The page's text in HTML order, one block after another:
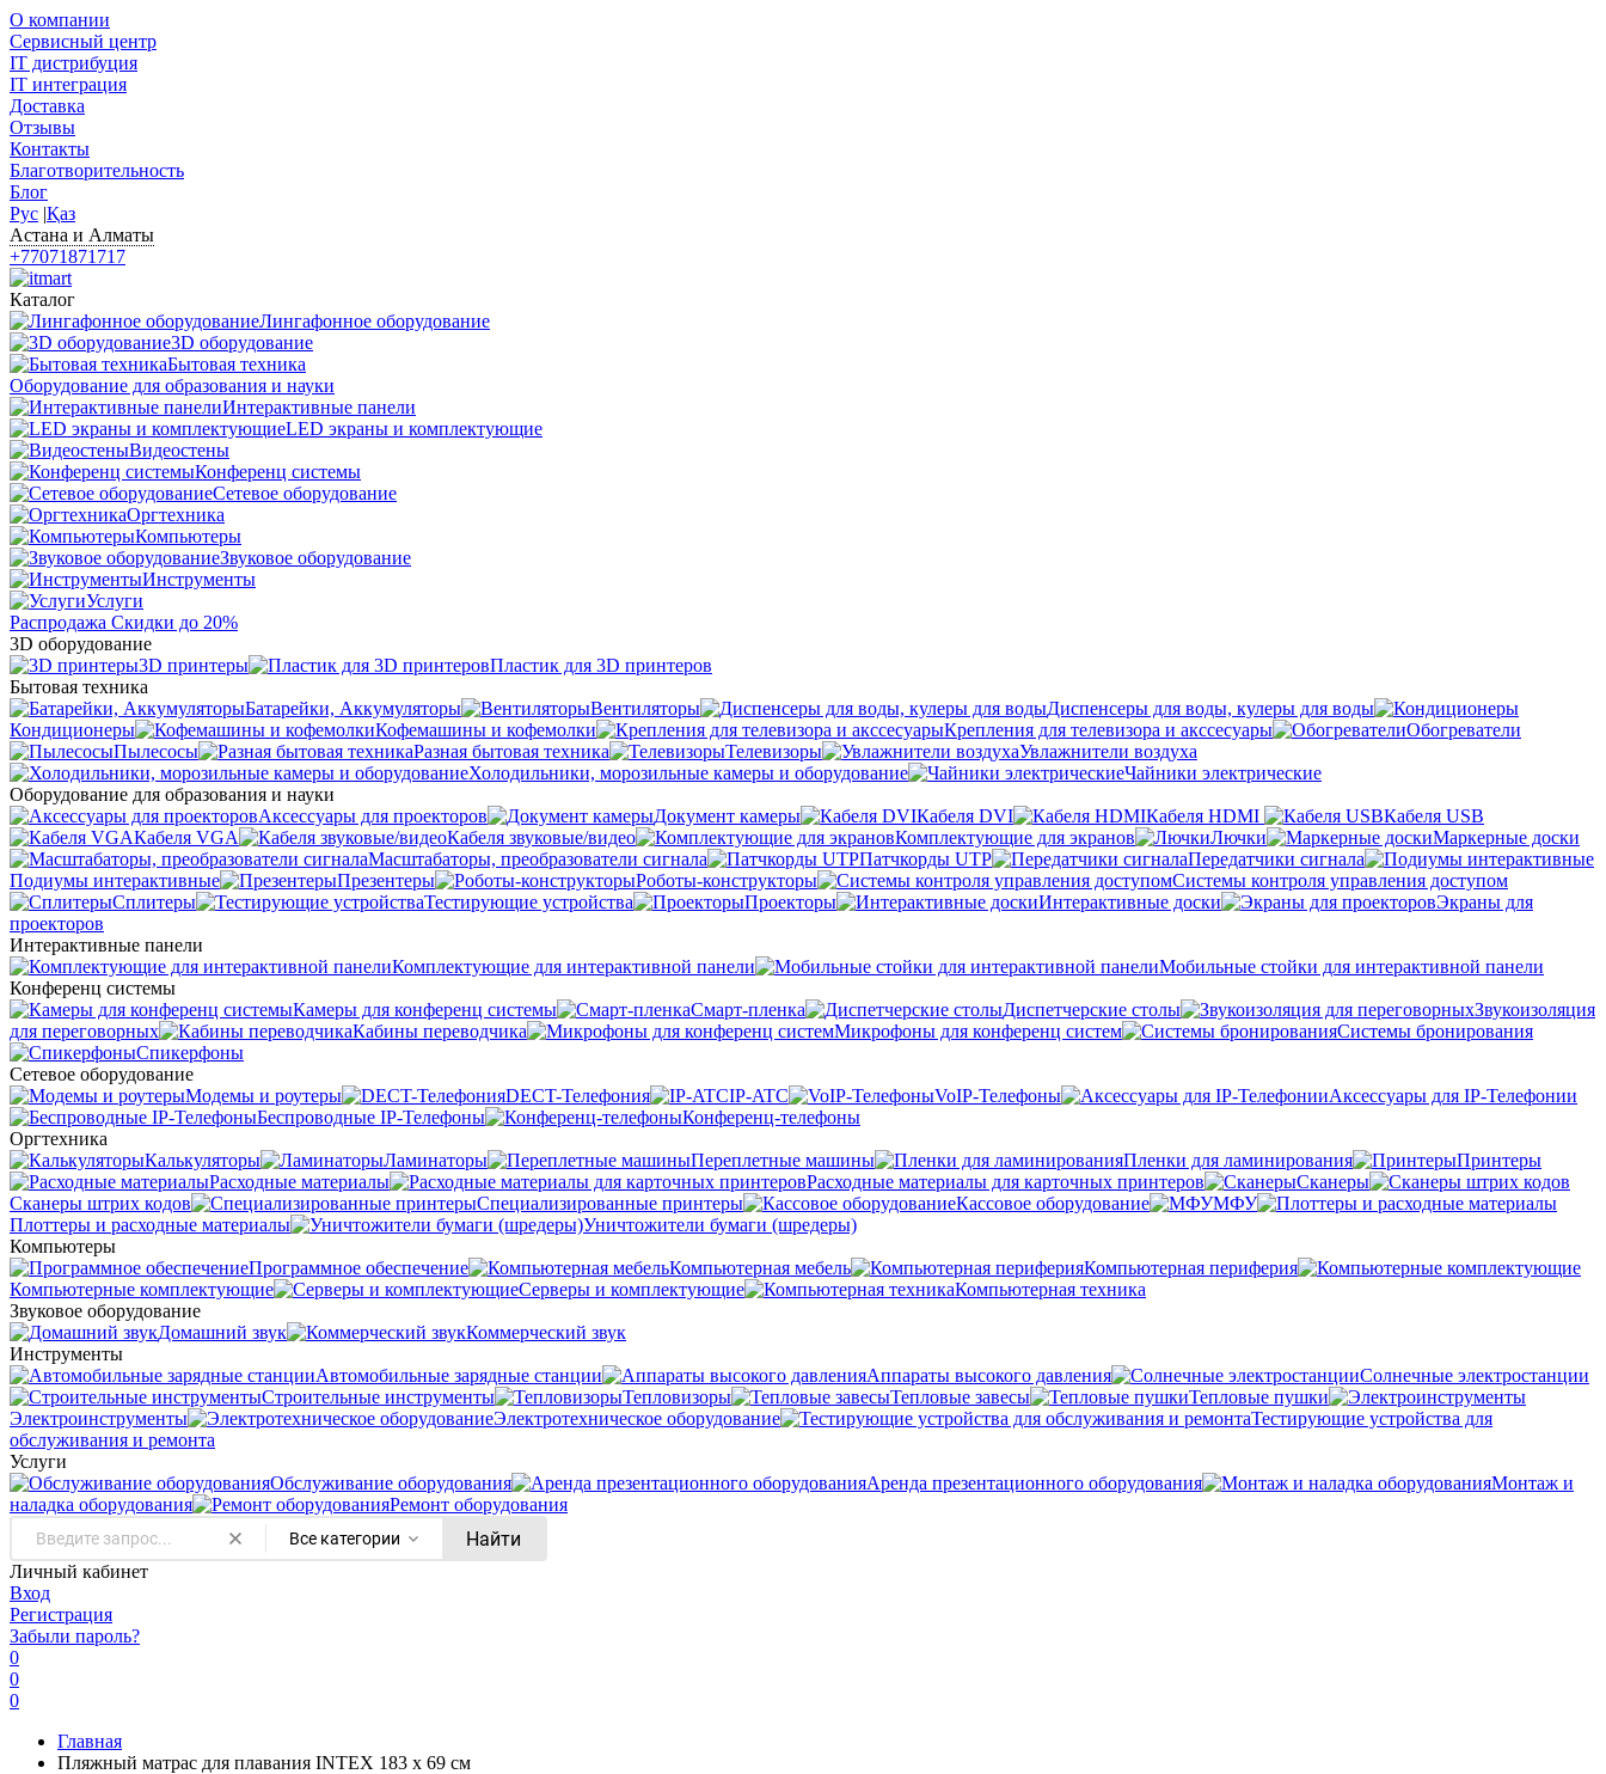
О компании
Сервисный центр
IT дистрибуция
IT интеграция
Доставка
Отзывы
Контакты
Благотворительность
Блог
Рус |Қаз
Астана и Алматы
+77071871717
Каталог
Лингафонное оборудование
3D оборудование
Бытовая техника
Оборудование для образования и науки
Интерактивные панели
LED экраны и комплектующие
Видеостены
Конференц системы
Сетевое оборудование
Оргтехника
Компьютеры
Звуковое оборудование
Инструменты
Услуги
Распродажа Скидки до 20%
3D оборудование
3D принтеры
Пластик для 3D принтеров
Бытовая техника
Батарейки, Аккумуляторы
Вентиляторы
Диспенсеры для воды, кулеры для воды
Кондиционеры
Кофемашины и кофемолки Крепления для телевизора и акссесуары
Обогреватели
Пылесосы
Разная бытовая техника Телевизоры
Увлажнители воздуха
Холодильники, морозильные камеры и оборудование
Чайники электрические
Оборудование для образования и науки
Аксессуары для проекторов
Документ камеры Кабеля DVI Кабеля HDMI
Кабеля USB
Кабеля VGA
Кабеля звуковые/видео Комплектующие для экранов Лючки
Маркерные доски
Масштабаторы, преобразователи сигнала
Патчкорды UTP
Передатчики сигнала
Подиумы интерактивные
Презентеры Роботы-конструкторы
Системы контроля управления доступом
Сплитеры
Тестирующие устройства Проекторы Интерактивные доски
Экраны для
проекторов
Интерактивные панели
Комплектующие для интерактивной панели
Мобильные стойки для интерактивной панели
Конференц системы
Камеры для конференц системы
Cмарт-пленка Диспетчерские столы
Звукоизоляция
для переговорных
Кабины переводчика Микрофоны для конференц систем
Системы бронирования
Спикерфоны
Сетевое оборудование
Модемы и роутеры
DECT-Телефония IP-ATC VoIP-Телефоны
Аксессуары для IP-Телефонии
Беспроводные IP-Телефоны
Конференц-телефоны
Оргтехника
Калькуляторы
Ламинаторы Переплетные машины Пленки для ламинирования
Принтеры
Расходные материалы
Расходные материалы для карточных принтеров
Сканеры
Сканеры штрих кодов
Специализированные принтеры Кассовое оборудование
МФУ
Плоттеры и расходные материалы
Уничтожители бумаги (шредеры)
Компьютеры
Программное обеспечение
Компьютерная мебель
Компьютерная периферия
Компьютерные комплектующие
Серверы и комплектующие
Компьютерная техника
Звуковое оборудование
Домашний звук
Коммерческий звук
Инструменты
Автомобильные зарядные станции
Аппараты высокого давления
Солнечные электростанции
Строительные инструменты
Тепловизоры Тепловые завесы
Тепловые пушки
Электроинструменты
Электротехническое оборудование
Тестирующие устройства для
обслуживания и ремонта
Услуги
Oбслуживание оборудования
Аренда презентационного оборудования
Монтаж и
наладка оборудования
Ремонт оборудования
Все категории Найти
Личный кабинет
Вход
Регистрация
Забыли пароль?
0
0
0
Главная
Пляжный матраc для плавания INTEX 183 х 69 см